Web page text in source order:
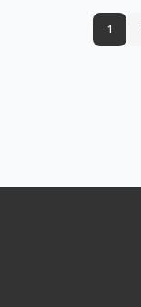
1